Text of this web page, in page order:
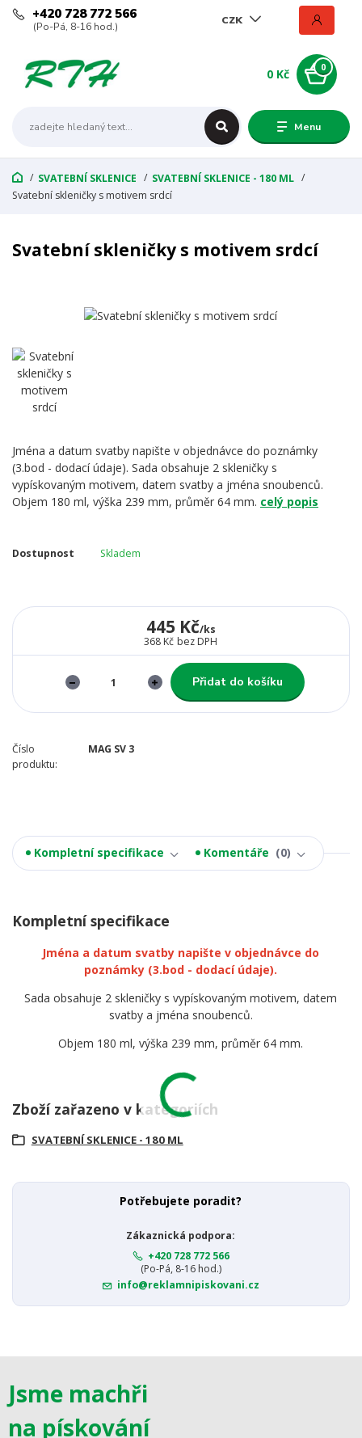
Menu
CZK
+420 728 772 566
(Po-Pá, 8-16 hod.)
0
0 Kč
SVATEBNÍ SKLENICE
SVATEBNÍ SKLENICE - 180 ML
Svatební skleničky s motivem srdcí
Svatební skleničky s motivem srdcí
Jména a datum svatby napište v objednávce do poznámky
(3.bod - dodací údaje). Sada obsahuje 2 skleničky s
vypískovaným motivem, datem svatby a jména snoubenců.
Objem 180 ml, výška 239 mm, průměr 64 mm. celý popis
Dostupnost Skladem
445 Kč/ks
368 Kč bez DPH
Přidat do košíku
Číslo
produktu:
MAG SV 3
Kompletní specifikace Komentáře 0
Kompletní specifikace
Jména a datum svatby napište v objednávce do
poznámky (3.bod - dodací údaje).
Sada obsahuje 2 skleničky s vypískovaným motivem, datem
svatby a jména snoubenců.
Objem 180 ml, výška 239 mm, průměr 64 mm.
Zboží zařazeno v kategoriích
SVATEBNÍ SKLENICE - 180 ML
Potřebujete poradit?
Zákaznická podpora:
+420 728 772 566
(Po-Pá, 8-16 hod.)
info@reklamnipiskovani.cz
Jsme machři
na pískování